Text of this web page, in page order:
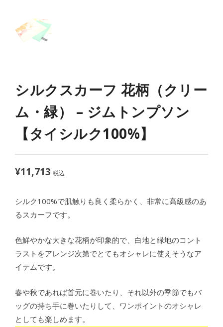
シルクスカーフ 花柄（クリー
ム・緑） – ジムトンプソン
【タイシルク100%】
¥11,713 税込
シルク100%で肌触りも良く柔らかく、非常に高級感のあ
るスカーフです。
色鮮やかな大きな花柄が印象的で、白地と緑地のコント
ラストをアレンジ次第でとてもオシャレに使えそうなア
イテムです。
春や秋であれば首元に巻いたり、それ以外の季節でもバ
ッグの持ち手に巻いたりして、ワンポイントのオシャレ
としても楽しめます。